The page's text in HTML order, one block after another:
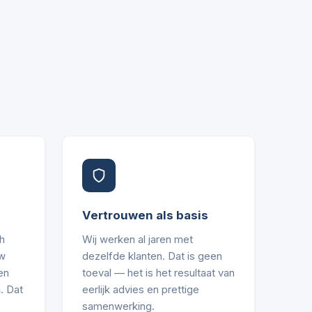
Dat
Vertrouwen als basis
Wij werken al jaren met
dezelfde klanten. Dat is geen
toeval — het is het resultaat van
eerlijk advies en prettige
samenwerking.